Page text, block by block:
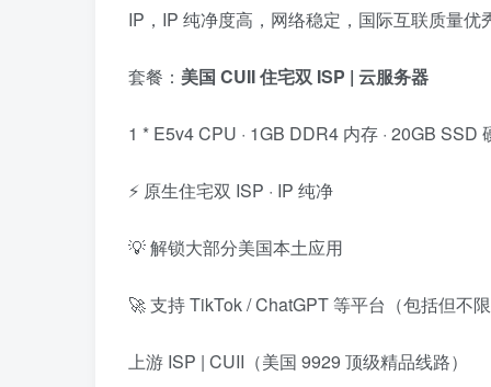
IP，IP 纯净度高，网络稳定，国际互联质量
套餐： 美国 CUII 住宅双 ISP | 云服务器
1 * E5v4 CPU · 1GB DDR4 内存 · 20GB SSD
⚡ 原生住宅双 ISP · IP 纯净
💡 解锁大部分美国本土应用
🚀 支持 TikTok / ChatGPT 等平台（包括但不
上游 ISP | CUII（美国 9929 顶级精品线路）